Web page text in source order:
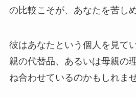
の比較こそが、あなたを苦し
彼はあなたという個人を見て
親の代替品、あるいは母親の
ね合わせているのかもしれませ